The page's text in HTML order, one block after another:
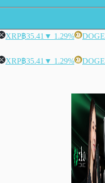
XRP฿35.41 ▼ 1.29% DOGE
XRP฿35.41 ▼ 1.29% DOGE